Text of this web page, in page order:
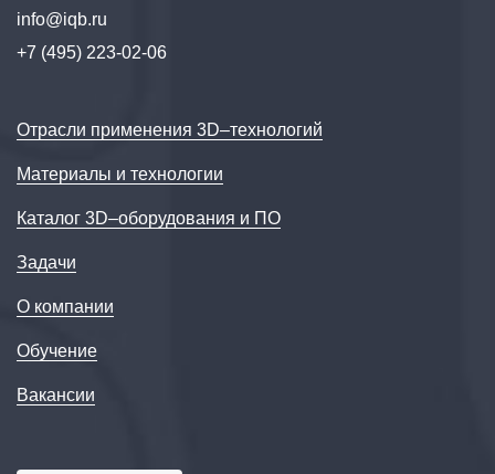
info@iqb.ru
+7 (495) 223-02-06
Отрасли применения 3D–технологий
Материалы и технологии
Каталог 3D–оборудования и ПО
Задачи
О компании
Обучение
Вакансии